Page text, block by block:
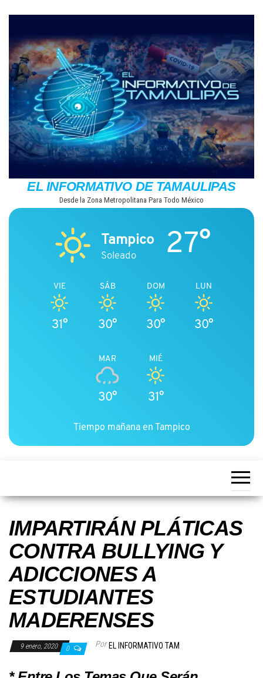
contenido
EL INFORMATIVO DE TAMAULIPAS
Desde la Zona Metropolitana Para Todo México
Tampico
Soleado 27°
VIE
31°
SÁB
30°
DOM
30°
LUN
30°
MAR
30°
MIÉ
31°
Tiempo mañana en Tampico
IMPARTIRÁN PLÁTICAS
CONTRA BULLYING Y
ADICCIONES A
ESTUDIANTES
MADERENSES
9 enero, 2020 0 Por EL INFORMATIVO TAM